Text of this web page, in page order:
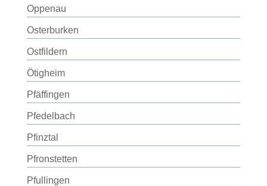
Oppenau
Osterburken
Ostfildern
Ötigheim
Pfäffingen
Pfedelbach
Pfinztal
Pfronstetten
Pfullingen